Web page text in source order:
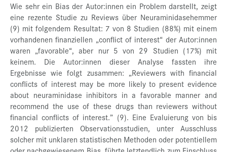
Wie sehr ein Bias der Autor:innen ein Problem darstellt, zeigt
eine rezente Studie zu Reviews über Neuraminidasehemmer
(9) mit folgendem Resultat: 7 von 8 Studien (88%) mit einem
vorhandenen finanziellen „conflict of interest“ der Autor:innen
waren „favorable“, aber nur 5 von 29 Studien (17%) mit
keinem. Die Autor:innen dieser Analyse fassten ihre
Ergebnisse wie folgt zusammen: „Reviewers with financial
conflicts of interest may be more likely to present evidence
about neuraminidase inhibitors in a favorable manner and
recommend the use of these drugs than reviewers without
financial conflicts of interest.” (9). Eine Evaluierung von bis
2012 publizierten Observationsstudien, unter Ausschluss
solcher mit unklaren statistischen Methoden oder potentiellem